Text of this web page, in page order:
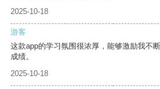
2025-10-18
游客
这款app的学习氛围很浓厚，能够激励我不
成绩。
2025-10-18